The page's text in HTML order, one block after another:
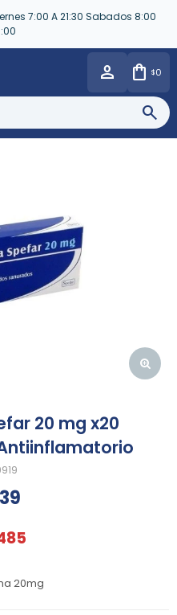
7:00 A 21:30 Sabados 8:00
$0
20 mg x20
20mg